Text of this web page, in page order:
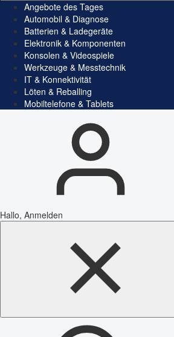
Angebote des Tages
Automobil & Diagnose
Batterien & Ladegeräte
Elektronik & Komponenten
Konsolen & Videospiele
Werkzeuge & Messtechnik
IT & Konnektivität
Löten & Reballing
Mobiltelefone & Tablets
Hallo, Anmelden